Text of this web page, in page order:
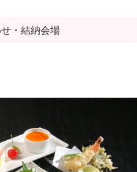
・結納会場